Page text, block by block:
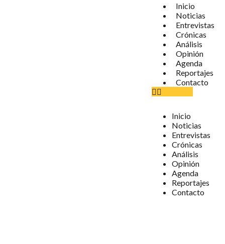
Inicio
Noticias
Entrevistas
Crónicas
Análisis
Opinión
Agenda
Reportajes
Contacto
Inicio
Noticias
Entrevistas
Crónicas
Análisis
Opinión
Agenda
Reportajes
Contacto